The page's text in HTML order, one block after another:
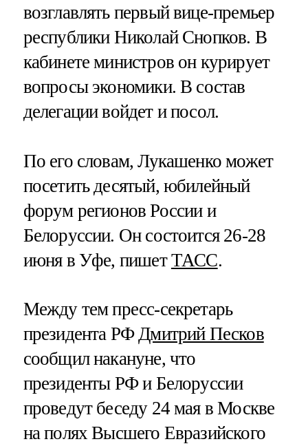
возглавлять первый вице-премьер
республики Николай Снопков. В
кабинете министров он курирует
вопросы экономики. В состав
делегации войдет и посол.
По его словам, Лукашенко может
посетить десятый, юбилейный
форум регионов России и
Белоруссии. Он состоится 26-28
июня в Уфе, пишетТАСС.
Между тем пресс-секретарь
президента РФ Дмитрий Песков
сообщил накануне, что
президенты РФ и Белоруссии
проведут беседу 24 мая в Москве
на полях Высшего Евразийского